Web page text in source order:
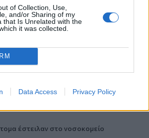
of Collection, Use,
and/or Sharing of my
that Is Unrelated with the
it was collected.
Data Access Privacy Policy
Δόθηκε από το Ηράκλειο για
και ο ιδιοκτήτης του τον σκότωσε
της φωτιάς στη Μικρή Βίγλα της Νάξου
έστειλαν στο νοσοκομείο